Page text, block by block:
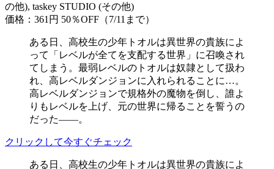
の他), taskey STUDIO (その他)
価格：361円 50％OFF（7/11まで）
ある日、高校生の少年トオルは異世界の貴族によ
って「レベルが全てを支配する世界」に召喚され
てしまう。最弱レベルのトオルは奴隷として扱わ
れ、高レベルダンジョンに入れられることに…。
高レベルダンジョンで規格外の魔物を倒し、誰よ
りもレベルを上げ、元の世界に帰ることを誓うの
だった――。
クリックして今すぐチェック
ある日、高校生の少年トオルは異世界の貴族によ